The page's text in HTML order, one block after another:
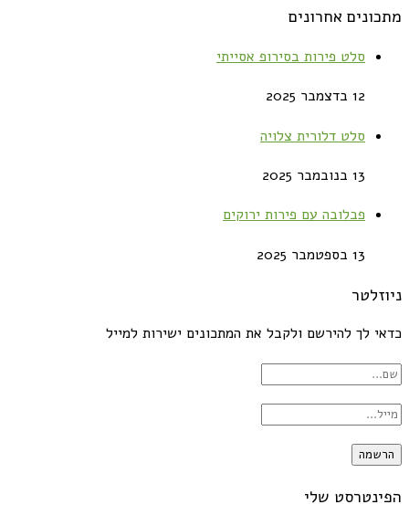
מתכונים אחרונים
סלט פירות בסירופ אסייתי
12 בדצמבר 2025
סלט דלורית צלויה
13 בנובמבר 2025
פבלובה עם פירות ירוקים
13 בספטמבר 2025
ניוזלטר
כדאי לך להירשם ולקבל את המתכונים ישירות למייל
הפינטרסט שלי